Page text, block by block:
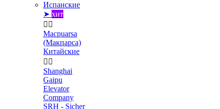
Испанские
➤ хит
 
Macpuarsa
(Макпарса)
Китайские
 
Shanghai
Gaipu
Elevator
Company
SRH - Sicher